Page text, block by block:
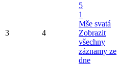
3 4
5
1
Mše svatá
Zobrazit
všechny
záznamy ze
dne